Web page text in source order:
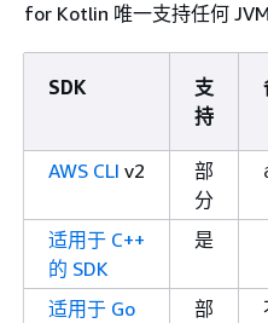
for Kotlin 唯一支持任何
SDK
支
持
AWS CLI v2
部
分
适用于 C++
的 SDK
是
适用于 Go
部